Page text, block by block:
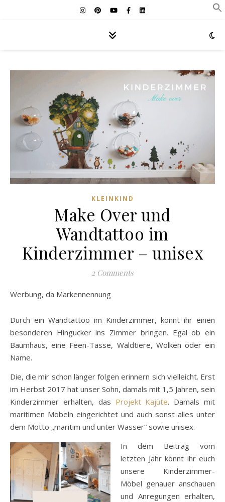
KLEINKIND
Make Over und
Wandtattoo im
Kinderzimmer – unisex
2 Comments
Werbung, da Markennennung
Durch ein Wandtattoo im Kinderzimmer, könnt ihr einen
besonderen Hingucker ins Zimmer bringen. Egal ob ein
Baumhaus, eine Feen-Tasse, Waldtiere, Wolken oder ein
Name.
Die, die mir schon länger folgen erinnern sich vielleicht. Erst
im Herbst 2017 hat unser Sohn, damals mit 1,5 Jahren, sein
Kinderzimmer erhalten, das Projekt Kajüte. Damals mit
maritimen Möbeln eingerichtet und auch sonst alles unter
dem Motto „maritim und unter Wasser“ sowie unisex.
In dem Beitrag vom
letzten Jahr könnt ihr euch
unsere Kinderzimmer-
Möbel genauer anschauen
und Anregungen erhalten,